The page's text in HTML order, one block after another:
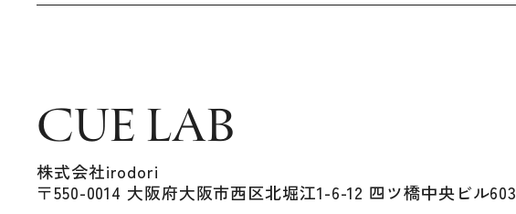
CUE LAB
株式会社irodori
〒550-0014 大阪府大阪市西区北堀江1-6-12 四ツ橋中央ビル603